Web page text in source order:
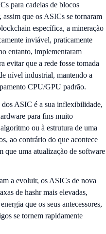
para cadeias de blocos
assim que os ASICs se tornaram
específica, a mineração
inviável, praticamente
entanto, implementaram
evitar que a rede fosse tomada
nível industrial, mantendo a
CPU/GPU padrão.
ASIC é a sua inflexibilidade,
para fins muito
ou à estrutura de uma
ao contrário do que acontece
que uma atualização de software
a evoluir, os ASICs de nova
de hashr mais elevadas,
que os seus antecessores,
se tornem rapidamente